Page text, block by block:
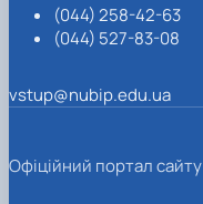
(044) 258-42-63
(044) 527-83-08
vstup@nubip.edu.ua
Офіційний портал сайту